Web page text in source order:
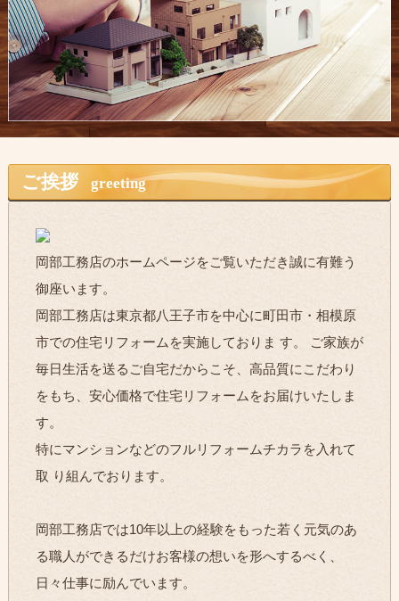
ご挨拶 greeting
岡部工務店のホームページをご覧いただき誠に有難う
御座います。
岡部工務店は東京都八王子市を中心に町田市・相模原
市での住宅リフォームを実施しておりま す。 ご家族が
毎日生活を送るご自宅だからこそ、高品質にこだわり
をもち、安心価格で住宅リフォームをお届けいたしま
す。
特にマンションなどのフルリフォームチカラを入れて
取 り組んでおります。
岡部工務店では10年以上の経験をもった若く元気のあ
る職人ができるだけお客様の想いを形へするべく、
日々仕事に励んでいます。